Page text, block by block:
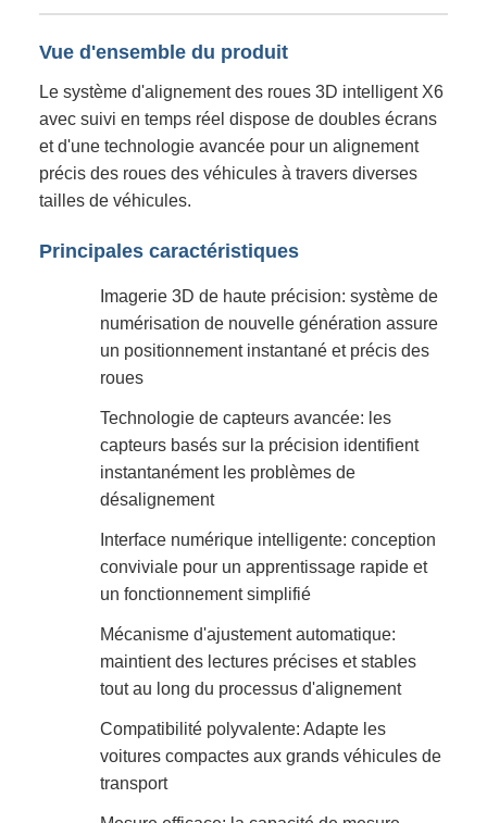
Vue d'ensemble du produit
Le système d'alignement des roues 3D intelligent X6
avec suivi en temps réel dispose de doubles écrans
et d'une technologie avancée pour un alignement
précis des roues des véhicules à travers diverses
tailles de véhicules.
Principales caractéristiques
Imagerie 3D de haute précision: système de
numérisation de nouvelle génération assure
un positionnement instantané et précis des
roues
Technologie de capteurs avancée: les
capteurs basés sur la précision identifient
instantanément les problèmes de
désalignement
Interface numérique intelligente: conception
conviviale pour un apprentissage rapide et
un fonctionnement simplifié
Mécanisme d'ajustement automatique:
maintient des lectures précises et stables
tout au long du processus d'alignement
Compatibilité polyvalente: Adapte les
voitures compactes aux grands véhicules de
transport